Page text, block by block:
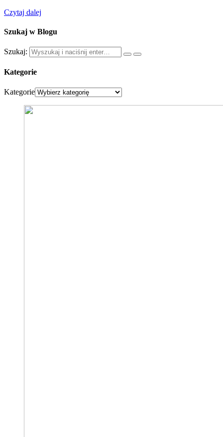
Czytaj dalej
Szukaj w Blogu
Szukaj:
Kategorie
Kategorie